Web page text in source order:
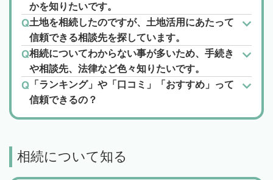
かを知りたいです。
土地を相続したのですが、土地活用にあたって
信頼できる相談先を探しています。
相続についてわからない事が多いため、手続き
や相談先、法律など色々知りたいです。
「ランキング」や「口コミ」「おすすめ」って
信頼できるの？
相続について知る